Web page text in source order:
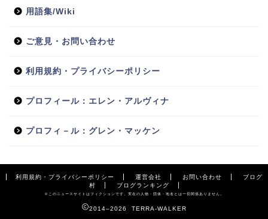
用語集/Wiki
ご意見・お問い合わせ
利用規約・プライバシーポリシー
プロフィール：エレン・アルヴィナ
プロフィ－ル：グレン・マッケン
利用規約・プライバシーポリシー 運営会社 お問い合わせ
ブログ
村
ブログランキング
※このニュースサイトはフィクションです。実在の人物・団体・地名とは一切関係ありません。
2014–2026 TERRA-WALKER